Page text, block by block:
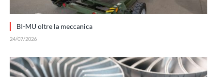
BI-MU oltre la meccanica
24/07/2026